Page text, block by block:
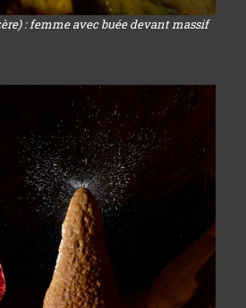
: femme avec buée devant massif